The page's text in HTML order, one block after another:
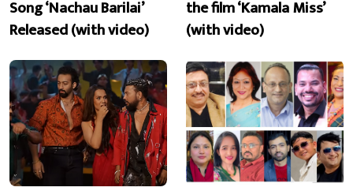
Song ‘Nachau Barilai’
Released (with video)
the film ‘Kamala Miss’
(with video)